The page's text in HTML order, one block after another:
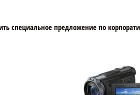
специальное предложение по